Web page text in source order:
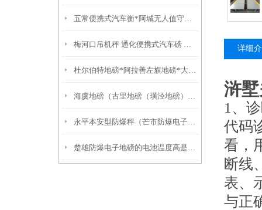
五常便携式汽车衡*阿城无人值守地磅*方正称重模块*宾县便携式汽车衡
梅河口吊机秤 通化便携式汽车磅 牡丹电子防爆吊称
杜尔伯特地磅*阿拉善左旗地磅*大庆无人值守地磅*前进电子地磅
海虞地磅（古里地磅（璜泾地磅）嘉北地磅
永平本安型防爆秤（芒市防爆电子磅）临沧30吨地磅）水富吊秤
楚雄防爆电子地磅的电池温度高是否会爆炸？
详细
浒
1、
代码
看，
断线
表、
与正